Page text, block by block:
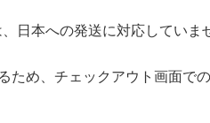
日本への発送に対応していま
め、チェックアウト画面での